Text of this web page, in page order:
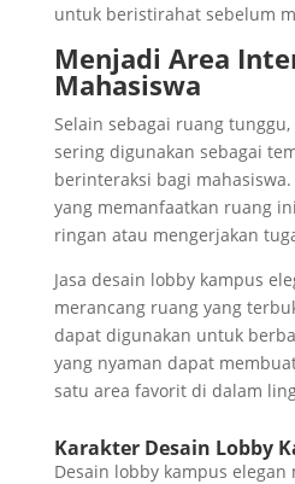
untuk beristirahat sebelum
Menjadi Area
Mahasiswa
Selain sebagai ruang
sering digunakan sebagai
berinteraksi bagi
yang memanfaatkan ruang
ringan atau mengerjakan
Jasa desain lobby kampus
merancang ruang yang
dapat digunakan untuk
yang nyaman dapat
satu area favorit di dalam
Karakter Desain Lobby
Desain lobby kampus